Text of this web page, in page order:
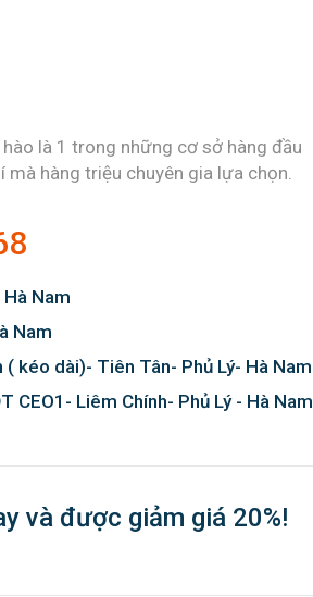
là 1 trong những cơ sở hàng đầu
mà hàng triệu chuyên gia lựa chọn.
Nam
Nam
kéo dài)- Tiên Tân- Phủ Lý- Hà Nam
CEO1- Liêm Chính- Phủ Lý - Hà Nam
và được giảm giá 20%!